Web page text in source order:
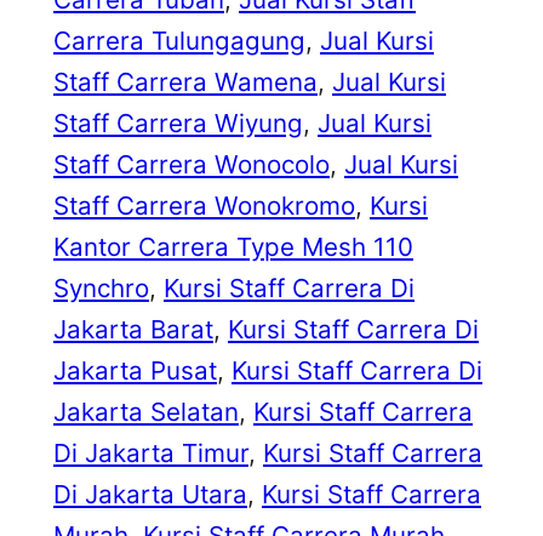
Carrera Tulungagung, Jual Kursi
Staff Carrera Wamena, Jual Kursi
Staff Carrera Wiyung, Jual Kursi
Staff Carrera Wonocolo, Jual Kursi
Staff Carrera Wonokromo, Kursi
Kantor Carrera Type Mesh 110
Synchro, Kursi Staff Carrera Di
Jakarta Barat, Kursi Staff Carrera Di
Jakarta Pusat, Kursi Staff Carrera Di
Jakarta Selatan, Kursi Staff Carrera
Di Jakarta Timur, Kursi Staff Carrera
Di Jakarta Utara, Kursi Staff Carrera